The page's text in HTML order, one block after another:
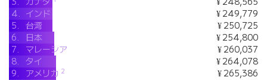
4.
インド
¥ 249,779
5.
台湾
¥ 250,725
6.
日本
¥ 254,800
7.
マレーシア
¥ 260,037
8.
タイ
¥ 264,078
9.
アメリカ 2
¥ 265,386